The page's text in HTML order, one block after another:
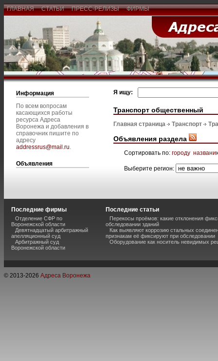
ГЛАВНАЯ СТАТЬИ ПРЕСС-РЕЛИЗЫ ФИРМЫ
Информация
По всем вопросам
касающихся работы
ресурса Адреса
Воронежа и добавления в
справочник пишите по
адресу
addressrus@mail.ru.
Объявления
Я ищу:
Транспорт общественный
Главная страница Транспорт
Объявления раздела
Сортировать по: городу
Выберите регион:
Последние фирмы
Отделение СФР по
Воронежской области
Девятнадцатый арбитражный
апелляционный суд
Арбитражный суд
Воронежской области
Последние статьи
Перекосы проёмов: какие отклонения
обследовании зданий
Как выявляют коррозию стальных
признакам её фиксируют при обследовании
Оборудование как носитель невидимых
© 2013-2026 Адреса Воронежа